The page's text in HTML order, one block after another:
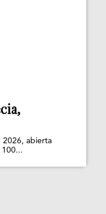
2026, abierta